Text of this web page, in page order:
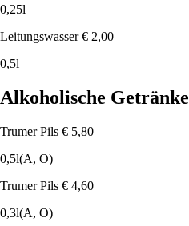
0,25l
Leitungswasser € 2,00
0,5l
Alkoholische Getränke
Trumer Pils € 5,80
0,5l(A, O)
Trumer Pils € 4,60
0,3l(A, O)